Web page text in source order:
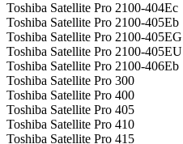
Toshiba Satellite Pro 2100-404Ec
Toshiba Satellite Pro 2100-405Eb
Toshiba Satellite Pro 2100-405EG
Toshiba Satellite Pro 2100-405EU
Toshiba Satellite Pro 2100-406Eb
Toshiba Satellite Pro 300
Toshiba Satellite Pro 400
Toshiba Satellite Pro 405
Toshiba Satellite Pro 410
Toshiba Satellite Pro 415